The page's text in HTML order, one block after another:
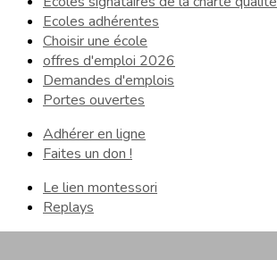
Ecoles adhérentes
Choisir une école
offres d'emploi 2026
Demandes d'emplois
Portes ouvertes
Adhérer en ligne
Faites un don !
Le lien montessori
Replays